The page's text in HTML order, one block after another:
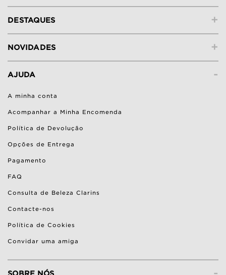
+
DESTAQUES
+
NOVIDADES
-
AJUDA
A minha conta
Acompanhar a Minha Encomenda
Política de Devolução
Opções de Entrega
Pagamento
FAQ
Consulta de Beleza Clarins
Contacte-nos
Política de Cookies
Convidar uma amiga